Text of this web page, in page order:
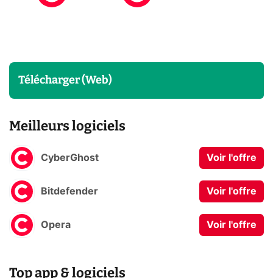
Télécharger (Web)
Meilleurs logiciels
CyberGhost Voir l'offre
Bitdefender Voir l'offre
Opera Voir l'offre
Top app & logiciels